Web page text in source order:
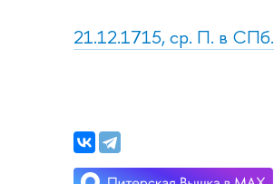
21.12.1715, ср. П. в СПб.